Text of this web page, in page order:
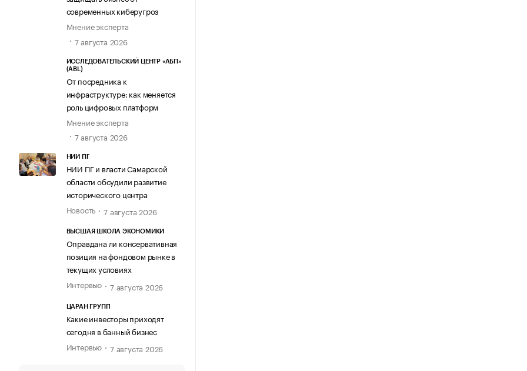
современных киберугроз
Мнение эксперта
7 августа 2026
ИССЛЕДОВАТЕЛЬСКИЙ ЦЕНТР «АБП»
(ABL)
От посредника к
инфраструктуре: как меняется
роль цифровых платформ
Мнение эксперта
7 августа 2026
НИИ ПГ
НИИ ПГ и власти Самарской
области обсудили развитие
исторического центра
Новость
7 августа 2026
ВЫСШАЯ ШКОЛА ЭКОНОМИКИ
Оправдана ли консервативная
позиция на фондовом рынке в
текущих условиях
Интервью
7 августа 2026
ЦАРАН ГРУПП
Какие инвесторы приходят
сегодня в банный бизнес
Интервью
7 августа 2026